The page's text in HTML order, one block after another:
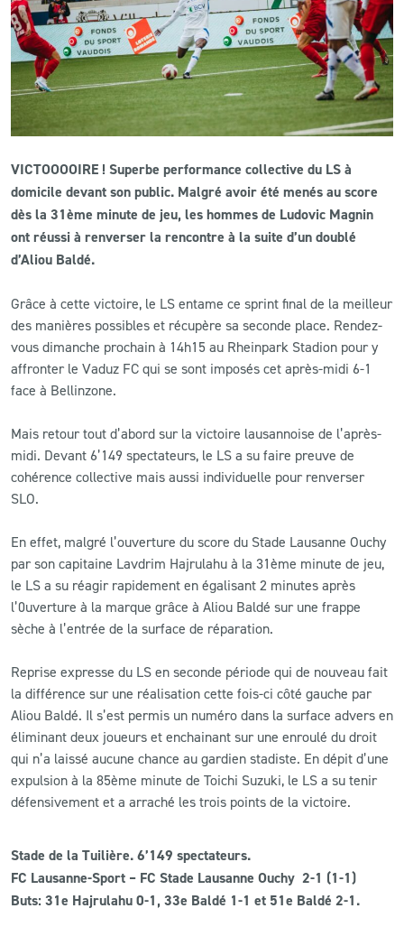
CLUB
CONTACT
ACTUALITÉS
LS E-SHOP
L’APP DU LS
PRESSE ET MEDIAS
VICTOOOOIRE ! Superbe performance collective du LS à
domicile devant son public. Malgré avoir été menés au score
dès la 31ème minute de jeu, les hommes de Ludovic Magnin
ont réussi à renverser la rencontre à la suite d’un doublé
d’Aliou Baldé.
Grâce à cette victoire, le LS entame ce sprint final de la meilleur
des manières possibles et récupère sa seconde place. Rendez-
vous dimanche prochain à 14h15 au Rheinpark Stadion pour y
affronter le Vaduz FC qui se sont imposés cet après-midi 6-1
face à Bellinzone.
Mais retour tout d’abord sur la victoire lausannoise de l’après-
midi. Devant 6’149 spectateurs, le LS a su faire preuve de
cohérence collective mais aussi individuelle pour renverser
SLO.
En effet, malgré l’ouverture du score du Stade Lausanne Ouchy
par son capitaine Lavdrim Hajrulahu à la 31ème minute de jeu,
le LS a su réagir rapidement en égalisant 2 minutes après
l’0uverture à la marque grâce à Aliou Baldé sur une frappe
sèche à l’entrée de la surface de réparation.
Reprise expresse du LS en seconde période qui de nouveau fait
la différence sur une réalisation cette fois-ci côté gauche par
Aliou Baldé. Il s’est permis un numéro dans la surface advers en
éliminant deux joueurs et enchainant sur une enroulé du droit
qui n’a laissé aucune chance au gardien stadiste. En dépit d’une
expulsion à la 85ème minute de Toichi Suzuki, le LS a su tenir
défensivement et a arraché les trois points de la victoire.
Stade de la Tuilière. 6’149 spectateurs.
FC Lausanne-Sport – FC Stade Lausanne Ouchy 2-1 (1-1)
Buts: 31e Hajrulahu 0-1, 33e Baldé 1-1 et 51e Baldé 2-1.